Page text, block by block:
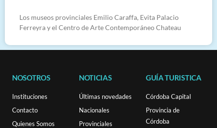
Los museos provinciales Emilio Caraffa, Evita Palacio
Ferreyra y el Centro de Arte Contemporáneo Chateau
NOSOTROS
Instituciones
Contacto
Quienes Somos
NOTICIAS
Últimas novedades
Nacionales
Provinciales
GUÍA TURISTICA
Córdoba Capital
Provincia de
Córdoba